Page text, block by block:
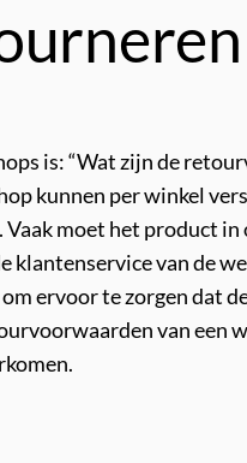
is: “Wat zijn de
kunnen per winkel
moet het product
klantenservice van de
ervoor te zorgen
van een